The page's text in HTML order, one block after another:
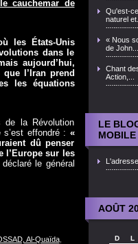
Qu'est-
naturel et...
« Nous
de John...
Chant
Action,...
LE
MOBILE
AOÛT
D L
cauchemar de
les États-Unis
dans le
aujourd’hui,
l’Iran prend
les équations
de la Révolution
effondré : «
dû penser
l’Europe sur les
le général
Al-Quaïda,